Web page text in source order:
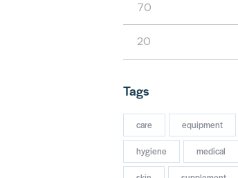
Tags
care equipment
hygiene medical